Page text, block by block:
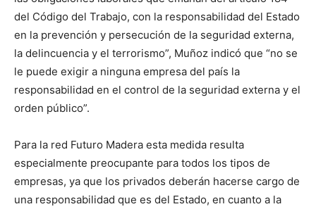
del Código del Trabajo, con la responsabilidad del Estado
en la prevención y persecución de la seguridad externa,
la delincuencia y el terrorismo”, Muñoz indicó que “no se
le puede exigir a ninguna empresa del país la
responsabilidad en el control de la seguridad externa y el
orden público”.
Para la red Futuro Madera esta medida resulta
especialmente preocupante para todos los tipos de
empresas, ya que los privados deberán hacerse cargo de
una responsabilidad que es del Estado, en cuanto a la